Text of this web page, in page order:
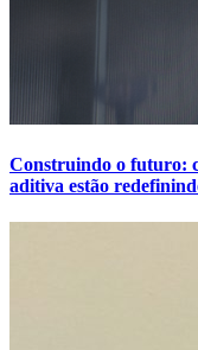
Construindo o futuro:
aditiva estão